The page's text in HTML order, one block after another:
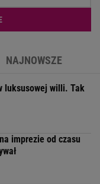
NAJNOWSZE
luksusowej willi. Tak
imprezie od czasu